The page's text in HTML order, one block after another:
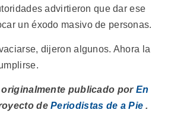
advirtieron que dar ese
un éxodo masivo de personas.
dijeron algunos. Ahora la
publicado por En
de Periodistas de a Pie .